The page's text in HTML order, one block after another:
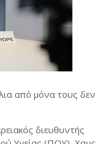
από μόνα τους δεν
διευθυντής